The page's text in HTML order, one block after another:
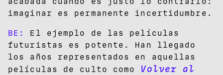
imaginar es permanente incertidumbre.
BE:
El ejemplo de las películas
futuristas es potente. Han llegado
los años representados en aquellas
películas de culto como Volver al